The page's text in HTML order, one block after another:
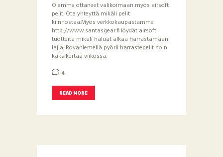
Olemme ottaneet valikoimaan myös airsoft
pelit. Ota yhteyttä mikäli pelit
kiinnostaa.Myös verkkokaupastamme
http://www.santasgear.fi löydät airsoft
tuotteita mikäli haluat alkaa harrastamaan
lajia. Rovaniemellä pyörii harrastepelit noin
kaksikertaa viikossa.
4
READ MORE